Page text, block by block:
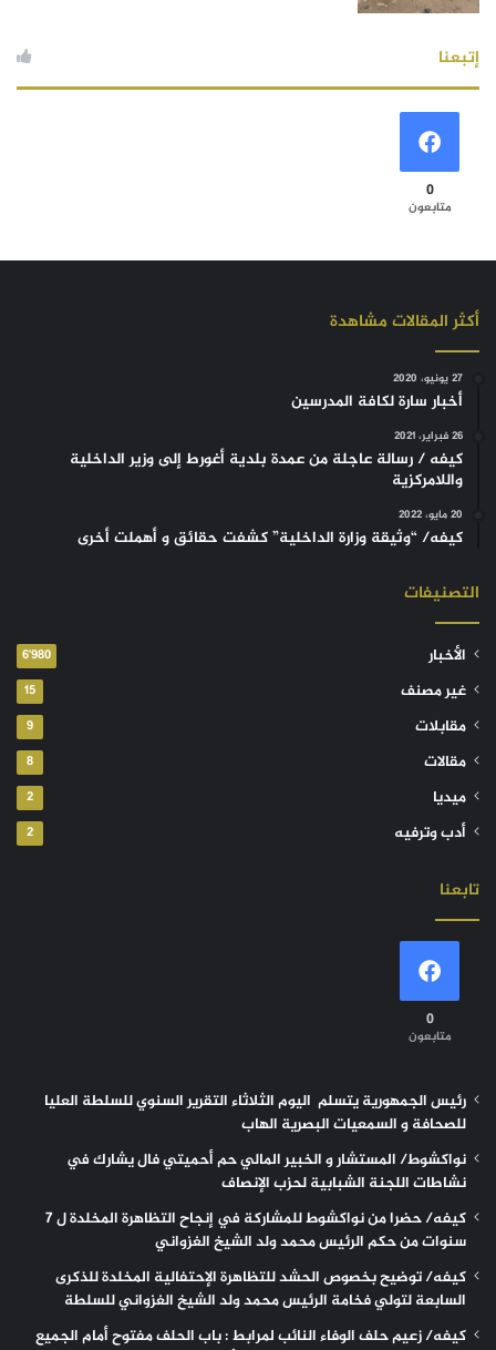
إتبعنا
0
متابعون
أكثر المقالات مشاهدة
27 يونيو، 2020
أخبار سارة لكافة المدرسين
26 فبراير، 2021
كيفه / رسالة عاجلة من عمدة بلدية أغورط إلى وزير الداخلية
واللامركزية
20 مايو، 2022
كيفه/ “وثيقة وزارة الداخلية” كشفت حقائق و أهملت أخرى
التصنيفات
الأخبار 6٬980
غير مصنف 15
مقابلات 9
مقالات 8
ميديا 2
أدب وترفيه 2
تابعنا
0
متابعون
رئيس الجمهورية يتسلم اليوم الثلاثاء التقرير السنوي للسلطة العليا
للصحافة و السمعيات البصرية الهاب
نواكشوط/ المستشار و الخبير المالي حم أحميتي فال يشارك في
نشاطات اللجنة الشبابية لحزب الإنصاف
كيفه/ حضرا من نواكشوط للمشاركة في إنجاح التظاهرة المخلدة ل 7
سنوات من حكم الرئيس محمد ولد الشيخ الغزواني
كيفه/ توضيح بخصوص الحشد للتظاهرة الإحتفالية المخلدة للذكرى
السابعة لتولي فخامة الرئيس محمد ولد الشيخ الغزواني للسلطة
كيفه/ زعيم حلف الوفاء النائب لمرابط : باب الحلف مفتوح أمام الجميع